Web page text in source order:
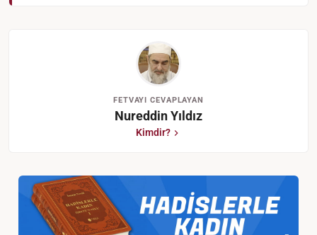
FETVAYI CEVAPLAYAN
Nureddin Yıldız
Kimdir?